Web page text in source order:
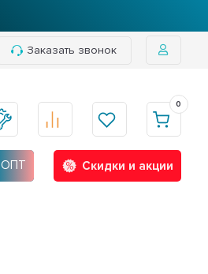
Заказать звонок
0
ОПТ
Скидки и акции